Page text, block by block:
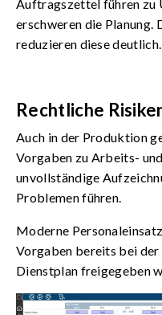
Auftragszettel führen zu
erschweren die Planung.
reduzieren diese deutlich.
Rechtliche
Auch in der Produktion
Vorgaben zu Arbeits-
unvollständige
Problemen führen.
Moderne
Vorgaben bereits bei
Dienstplan freigegeben